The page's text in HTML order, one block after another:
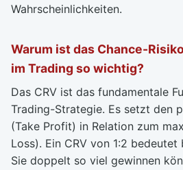
Wahrscheinlichkeiten.
Warum ist das Chance-
im Trading so wichtig?
Das CRV ist das fundamentale
Trading-Strategie. Es setzt den
(Take Profit) in Relation zum
Loss). Ein CRV von 1:2
Sie doppelt so viel gewinnen